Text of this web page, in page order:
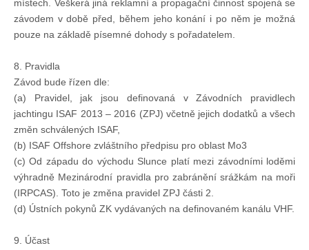
Bazar
místech. Veškerá jiná reklamní a propagační činnost spojená se
závodem v době před, během jeho konání i po něm je možná
pouze na základě písemné dohody s pořadatelem.
8. Pravidla
Závod bude řízen dle:
(a) Pravidel, jak jsou definovaná v Závodních pravidlech
jachtingu ISAF 2013 – 2016 (ZPJ) včetně jejich dodatků a všech
změn schválených ISAF,
(b) ISAF Offshore zvláštního předpisu pro oblast Mo3
(c) Od západu do východu Slunce platí mezi závodními loděmi
výhradně Mezinárodní pravidla pro zabránění srážkám na moři
(IRPCAS). Toto je změna pravidel ZPJ části 2.
(d) Ústních pokynů ZK vydávaných na definovaném kanálu VHF.
9. Účast